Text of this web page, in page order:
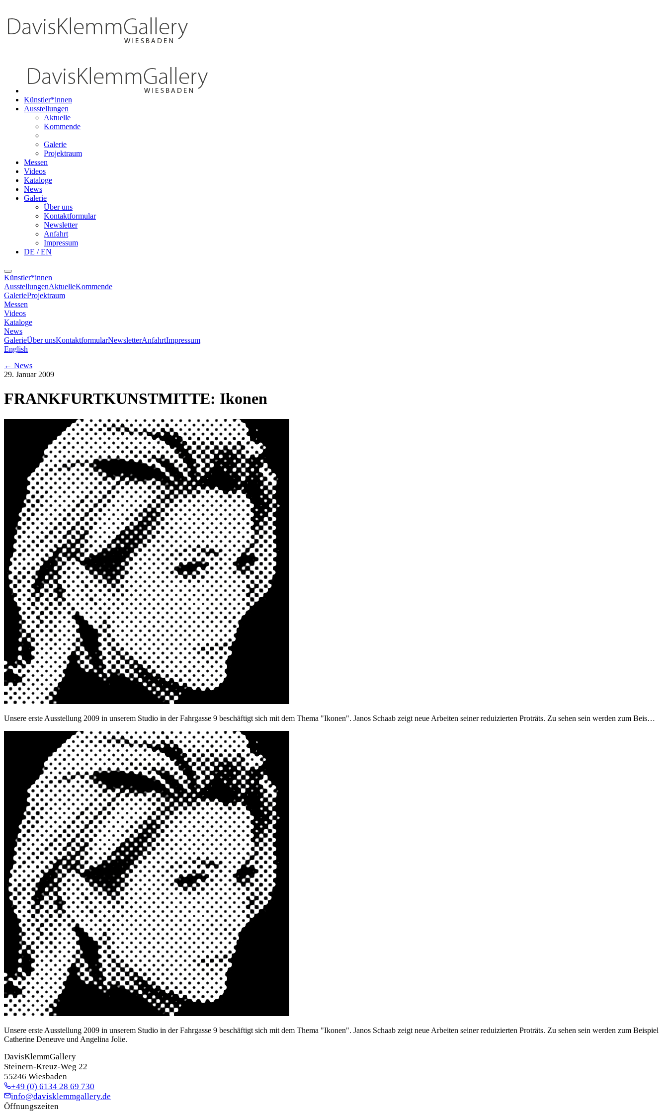
Künstler*innen
Ausstellungen
Aktuelle
Kommende
Galerie
Projektraum
Messen
Videos
Kataloge
News
Galerie
Über uns
Kontaktformular
Newsletter
Anfahrt
Impressum
DE / EN
Künstler*innen
AusstellungenAktuelleKommende
GalerieProjektraum
Messen
Videos
Kataloge
News
GalerieÜber unsKontaktformularNewsletterAnfahrtImpressum
English
← News
29. Januar 2009
FRANKFURTKUNSTMITTE: Ikonen
Unsere erste Ausstellung 2009 in unserem Studio in der Fahrgasse 9 beschäftigt sich mit dem Thema "Ikonen". Janos Schaab zeigt neue Arbeiten seiner reduizierten Proträts. Zu sehen sein werden zum Beis…
Unsere erste Ausstellung 2009 in unserem Studio in der Fahrgasse 9 beschäftigt sich mit dem Thema "Ikonen". Janos Schaab zeigt neue Arbeiten seiner reduizierten Proträts. Zu sehen sein werden zum Beispiel
Catherine Deneuve und Angelina Jolie.
DavisKlemmGallery
Steinern-Kreuz-Weg 22
55246 Wiesbaden
+49 (0) 6134 28 69 730
info@davisklemmgallery.de
Öffnungszeiten